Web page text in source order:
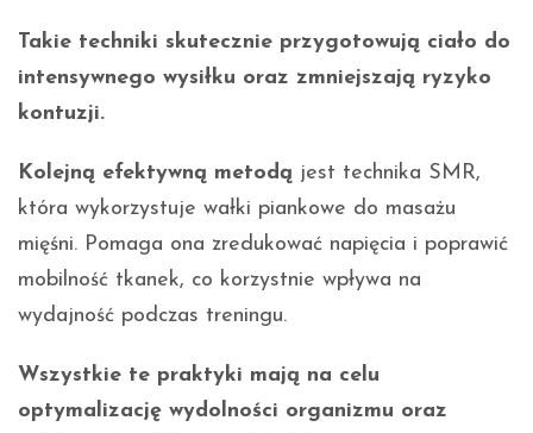
Takie techniki skutecznie przygotowują ciało do
intensywnego wysiłku oraz zmniejszają ryzyko
kontuzji.
Kolejną efektywną metodą jest technika SMR,
która wykorzystuje wałki piankowe do masażu
mięśni. Pomaga ona zredukować napięcia i poprawić
mobilność tkanek, co korzystnie wpływa na
wydajność podczas treningu.
Wszystkie te praktyki mają na celu
optymalizację wydolności organizmu oraz